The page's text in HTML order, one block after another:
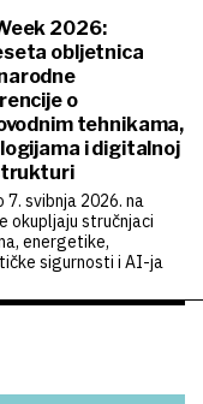
2026:
obljetnica
o
tehnikama,
i digitalnoj
7. svibnja 2026. na
okupljaju stručnjaci
energetike,
sigurnosti i AI-ja